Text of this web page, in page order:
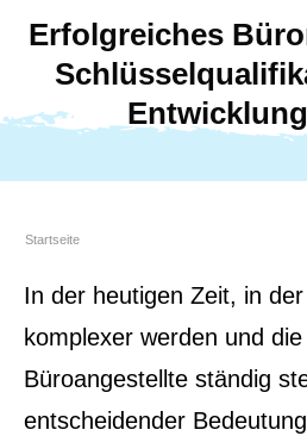
Erfolgreiches
Startseite
In der heutigen Zeit, in
komplexer werden und
Büroangestellte ständig
entscheidender